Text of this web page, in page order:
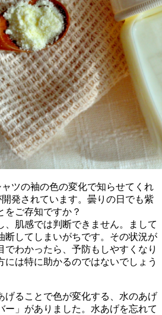
ツの袖の色の変化で知らせてくれ
発されています。曇りの日でも紫
をご存知ですか？
、肌感では判断できません。まして
断してしまいがちです。その状況が
でわかったら、予防もしやすくなり
には特に助かるのではないでしょう
げることで色が変化する、水のあげ
ー」がありました。水あげを忘れて